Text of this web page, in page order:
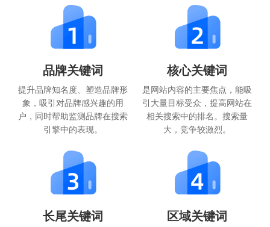
品牌关键词
提升品牌知名度、塑造品牌形
象，吸引对品牌感兴趣的用
户，同时帮助监测品牌在搜索
引擎中的表现。
核心关键词
是网站内容的主要焦点，能吸
引大量目标受众，提高网站在
相关搜索中的排名。搜索量
大，竞争较激烈。
长尾关键词 区域关键词